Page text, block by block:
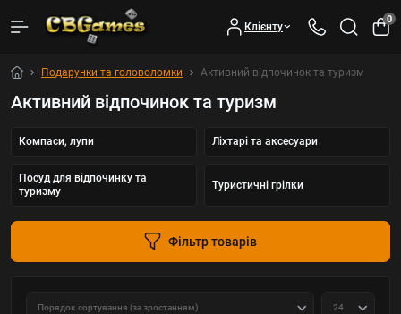
Клієнту
0
Подарунки та головоломки Активний відпочинок та туризм
Активний відпочинок та туризм
Компаси, лупи Ліхтарі та аксесуари
Посуд для відпочинку та
туризму
Туристичні грілки
Фільтр товарів